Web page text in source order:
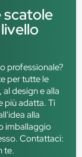
scatole
professionale?
per tutte le
design e alla
più adatta. Ti
alla
imballaggio
Contattaci:
te.